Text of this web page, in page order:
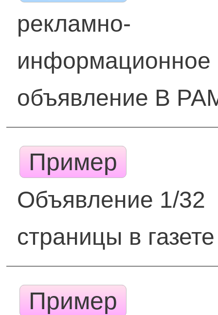
рекламно-
информационное
объявление В
Пример
Объявление 1/32
страницы в газете
Пример